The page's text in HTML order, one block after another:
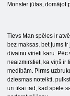
Monster jūtas, domājot
Tievs Man spēles ir
bez maksas, bet jums ir
dīvainu vīrieti karu. Pēc
neaizmirstiet, ka viņš ir
medībām. Pirms
dziesmas noteikti,
un tikai tad, kad spēle